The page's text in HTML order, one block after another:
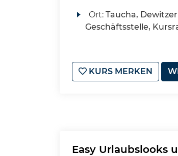
Ort: Taucha, Dewitzer
Geschäftsstelle,
KURS MERKEN
Easy Urlaubslooks